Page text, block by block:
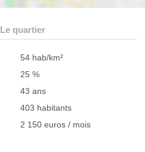
Le quartier
54 hab/km²
25 %
43 ans
403 habitants
2 150 euros / mois